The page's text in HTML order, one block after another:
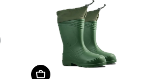
Wybierz opcje